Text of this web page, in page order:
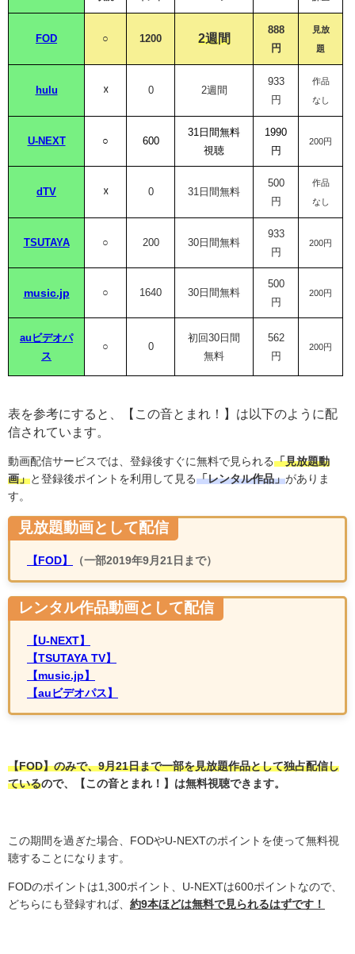
FOD ○ 1200 2週間
888
円
見放
題
hulu ☓ 0 2週間
933
円
作品
なし
U-NEXT ○ 600
31日間無料
視聴
1990
円
200円
dTV ☓ 0 31日間無料
500
円
作品
なし
TSUTAYA ○ 200 30日間無料
933
円
200円
music.jp ○ 1640 30日間無料
500
円
200円
auビデオパ
ス
○ 0
初回30日間
無料
562
円
200円
表を参考にすると、【この音とまれ！】は以下のように配
信されています。
動画配信サービスでは、登録後すぐに無料で見られる「見放題動
画」と登録後ポイントを利用して見る「レンタル作品」がありま
す。
見放題動画として配信
【FOD】 （一部2019年9月21日まで）
レンタル作品動画として配信
【U-NEXT】
【TSUTAYA TV】
【music.jp】
【auビデオパス】
【FOD】のみで、9月21日まで一部を見放題作品として独占配信し
ているので、 【この音とまれ！】は無料視聴できます。
この期間を過ぎた場合、FODやU-NEXTのポイントを使って無料視
聴することになります。
FODのポイントは1,300ポイント、U-NEXTは600ポイントなので、
どちらにも登録すれば、 約9本ほどは無料で見られるはずです！